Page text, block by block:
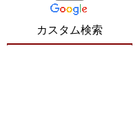
カスタム検索